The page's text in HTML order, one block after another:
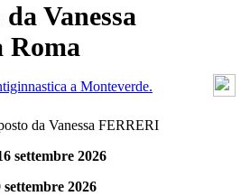
Vanessa
Roma
a Monteverde.
da Vanessa FERRERI
settembre 2026
2026